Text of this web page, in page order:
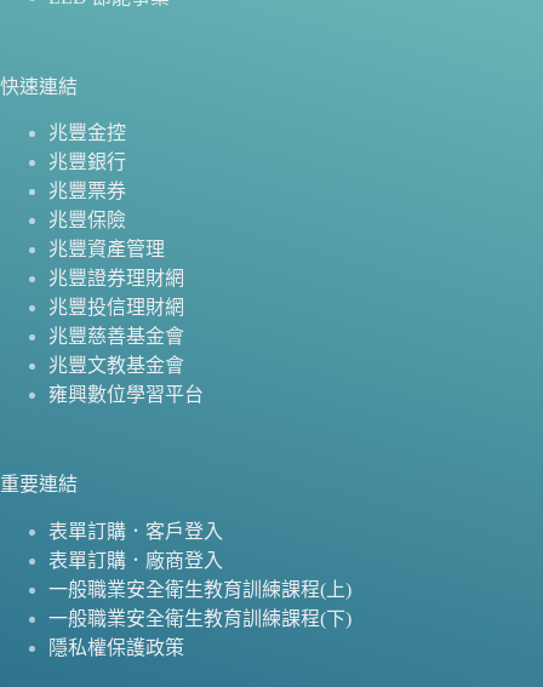
快速連結
兆豐金控
兆豐銀行
兆豐票券
兆豐保險
兆豐資產管理
兆豐證券理財網
兆豐投信理財網
兆豐慈善基金會
兆豐文教基金會
雍興數位學習平台
重要連結
表單訂購．客戶登入
表單訂購．廠商登入
一般職業安全衛生教育訓練課程(上)
一般職業安全衛生教育訓練課程(下)
隱私權保護政策